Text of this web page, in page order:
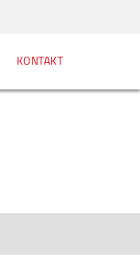
KONTAKT